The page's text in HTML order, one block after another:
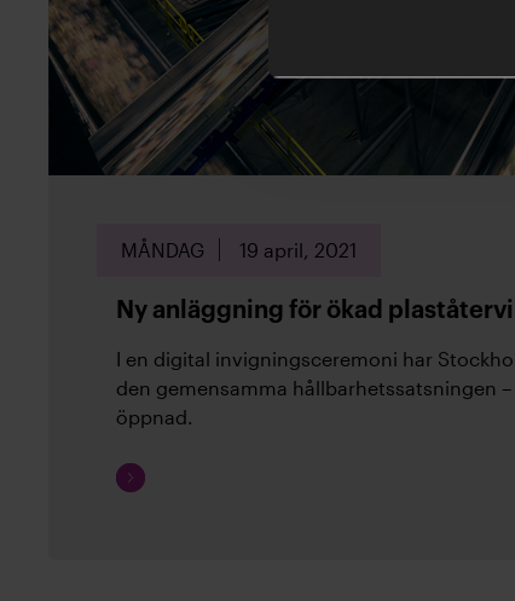
MÅNDAG 19 april, 2021
Ny anläggning för ökad
I en digital invigningsceremoni har
den gemensamma hållbarhetssatsningen
öppnad.
Fortsätt